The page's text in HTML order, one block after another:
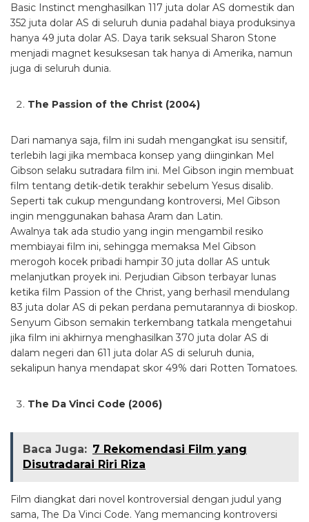
Basic Instinct menghasilkan 117 juta dolar AS domestik dan
352 juta dolar AS di seluruh dunia padahal biaya produksinya
hanya 49 juta dolar AS. Daya tarik seksual Sharon Stone
menjadi magnet kesuksesan tak hanya di Amerika, namun
juga di seluruh dunia.
The Passion of the Christ (2004)
Dari namanya saja, film ini sudah mengangkat isu sensitif,
terlebih lagi jika membaca konsep yang diinginkan Mel
Gibson selaku sutradara film ini. Mel Gibson ingin membuat
film tentang detik-detik terakhir sebelum Yesus disalib.
Seperti tak cukup mengundang kontroversi, Mel Gibson
ingin menggunakan bahasa Aram dan Latin.
Awalnya tak ada studio yang ingin mengambil resiko
membiayai film ini, sehingga memaksa Mel Gibson
merogoh kocek pribadi hampir 30 juta dollar AS untuk
melanjutkan proyek ini. Perjudian Gibson terbayar lunas
ketika film Passion of the Christ, yang berhasil mendulang
83 juta dolar AS di pekan perdana pemutarannya di bioskop.
Senyum Gibson semakin terkembang tatkala mengetahui
jika film ini akhirnya menghasilkan 370 juta dolar AS di
dalam negeri dan 611 juta dolar AS di seluruh dunia,
sekalipun hanya mendapat skor 49% dari Rotten Tomatoes.
The Da Vinci Code (2006)
Baca Juga: 7 Rekomendasi Film yang
Disutradarai Riri Riza
Film diangkat dari novel kontroversial dengan judul yang
sama, The Da Vinci Code. Yang memancing kontroversi